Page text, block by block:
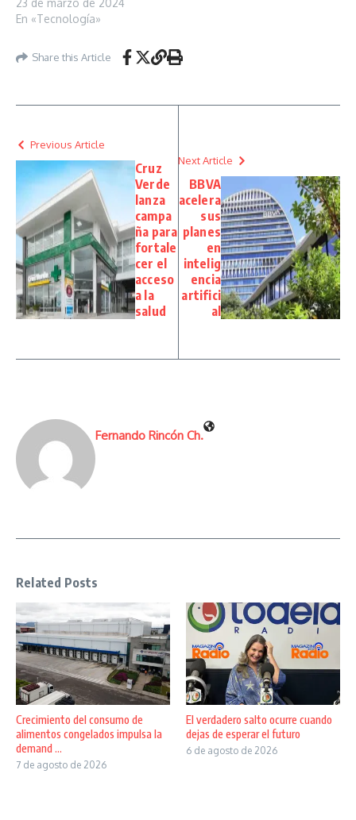
23 de marzo de 2024
En «Tecnología»
Share this Article
Previous Article
Cruz
Verde
lanza
campa
ña para
fortale
cer el
acceso
a la
salud
Next Article
BBVA
acelera
sus
planes
en
intelig
encia
artifici
al
Fernando Rincón Ch.
Related Posts
Crecimiento del consumo de
alimentos congelados impulsa la
demand ...
7 de agosto de 2026
El verdadero salto ocurre cuando
dejas de esperar el futuro
6 de agosto de 2026